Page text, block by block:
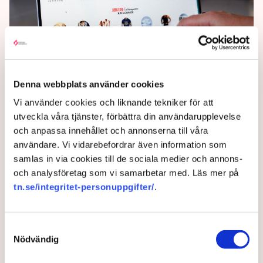
Denna webbplats använder cookies
Vi använder cookies och liknande tekniker för att
utveckla våra tjänster, förbättra din användarupplevelse
och anpassa innehållet och annonserna till våra
användare. Vi vidarebefordrar även information som
samlas in via cookies till de sociala medier och annons-
och analysföretag som vi samarbetar med. Läs mer på
tn.se/integritet-personuppgifter/.
Nödvändig
Temu och Shein i botten –
sämst anseende i Norden
E-handelsplattformarna Temu och Shein är de
företag som har lägst förtroende bland
konsumenter i Norden, visar en ny studie.
1 year ago | Av: TT